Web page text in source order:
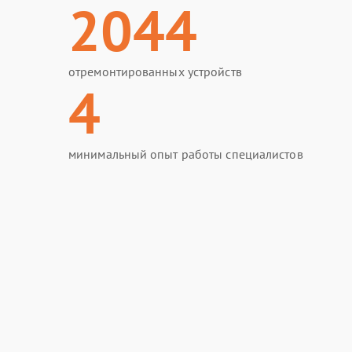
2044
отремонтированных устройств
4
минимальный опыт работы специалистов